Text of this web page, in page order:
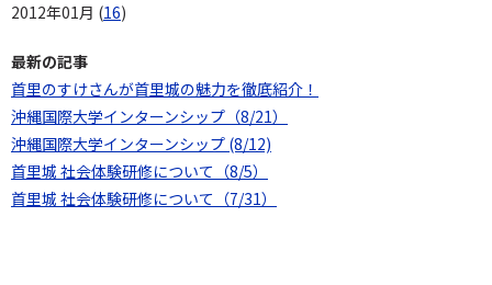
2012年01月 (16)
最新の記事
首里のすけさんが首里城の魅力を徹底紹介！
沖縄国際大学インターンシップ（8/21）
沖縄国際大学インターンシップ (8/12)
首里城 社会体験研修について（8/5）
首里城 社会体験研修について（7/31）